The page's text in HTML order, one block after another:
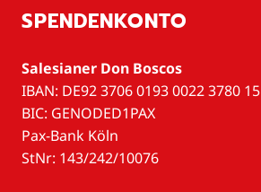
SPENDENKONTO
Salesianer Don Boscos
IBAN: DE92 3706 0193 0022 3780 15
BIC: GENODED1PAX
Pax-Bank Köln
StNr: 143/242/10076